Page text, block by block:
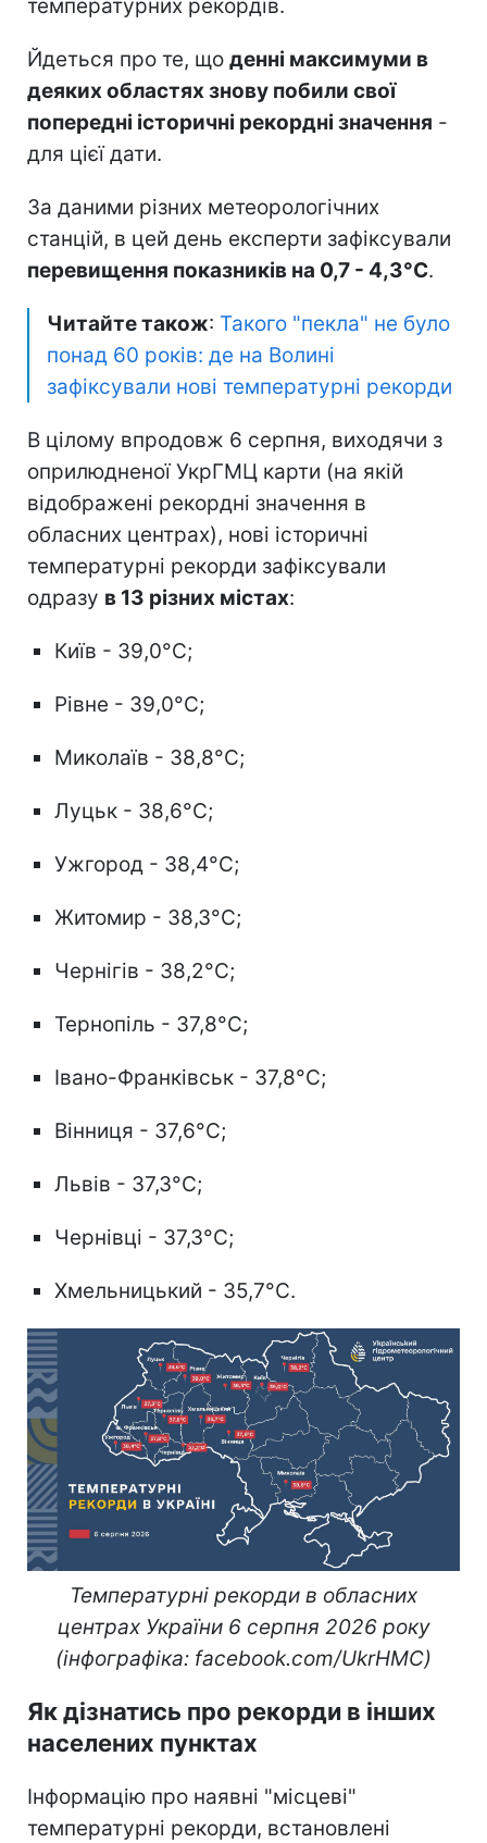
температурних рекордів.
Йдеться про те, що денні максимуми в
деяких областях знову побили свої
попередні історичні рекордні значення -
для цієї дати.
За даними різних метеорологічних
станцій, в цей день експерти зафіксували
перевищення показників на 0,7 - 4,3°C.
Читайте також: Такого "пекла" не було
понад 60 років: де на Волині
зафіксували нові температурні рекорди
В цілому впродовж 6 серпня, виходячи з
оприлюдненої УкрГМЦ карти (на якій
відображені рекордні значення в
обласних центрах), нові історичні
температурні рекорди зафіксували
одразу в 13 різних містах:
Київ - 39,0°C;
Рівне - 39,0°C;
Миколаїв - 38,8°C;
Луцьк - 38,6°C;
Ужгород - 38,4°C;
Житомир - 38,3°C;
Чернігів - 38,2°C;
Тернопіль - 37,8°C;
Івано-Франківськ - 37,8°C;
Вінниця - 37,6°C;
Львів - 37,3°C;
Чернівці - 37,3°C;
Хмельницький - 35,7°C.
Температурні рекорди в обласних
центрах України 6 серпня 2026 року
(інфографіка: facebook.com/UkrHMC)
Як дізнатись про рекорди в інших
населених пунктах
Інформацію про наявні "місцеві"
температурні рекорди, встановлені